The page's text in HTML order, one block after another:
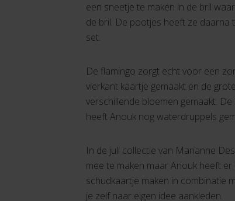
een sneetje te maken in de bril
de bril. De pootjes heeft ze daarna
set.
De flamingo zorgt echt voor een
vierkant kaartje gemaakt en de
verschillende bloemen gemaakt.
heeft Anouk nog waterdruppels
In de juli collectie van Marianne
mee te maken maar Anouk heeft
schudkaartje maken in combinatie
je zelf naar eigen idee aankleden.